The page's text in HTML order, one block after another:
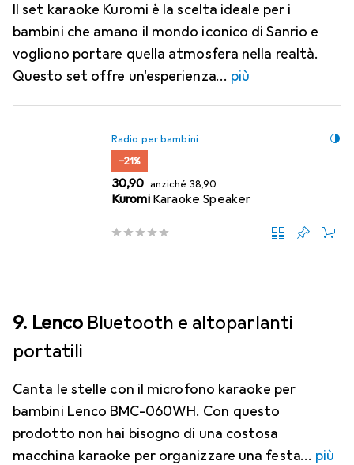
Il set karaoke Kuromi è la scelta ideale per i
bambini che amano il mondo iconico di Sanrio e
vogliono portare quella atmosfera nella realtà.
Questo set offre un'esperienza
più
Radio per bambini
−21%
EUR
30,90 anziché EUR
38,90
Kuromi Karaoke Speaker
9. Lenco Bluetooth e altoparlanti
portatili
Canta le stelle con il microfono karaoke per
bambini Lenco BMC-060WH. Con questo
prodotto non hai bisogno di una costosa
macchina karaoke per organizzare una festa
più